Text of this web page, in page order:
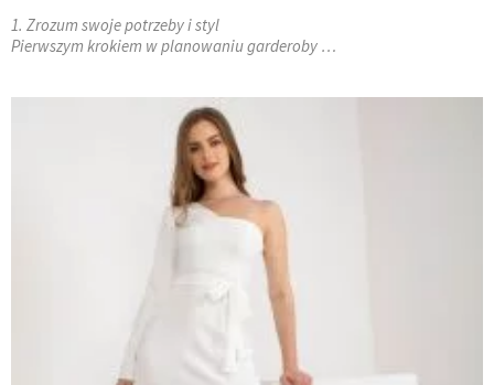
1. Zrozum swoje potrzeby i styl
Pierwszym krokiem w planowaniu garderoby …